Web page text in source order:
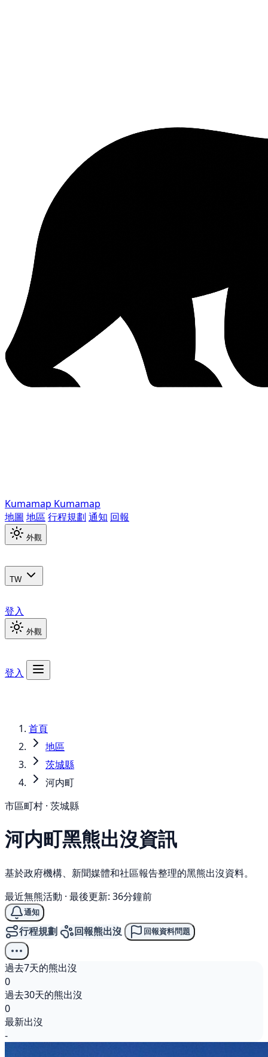
Kumamap Kumamap
地圖 地區 行程規劃 通知 回報
外觀
TW
登入
外觀
登入
首頁
地區
茨城縣
河内町
市區町村 · 茨城縣
河内町黑熊出沒資訊
基於政府機構、新聞媒體和社區報告整理的黑熊出沒資料。
最近無熊活動 · 最後更新: 36分鐘前
通知
行程規劃 回報熊出沒 回報資料問題
過去7天的熊出沒
0
過去30天的熊出沒
0
最新出沒
-